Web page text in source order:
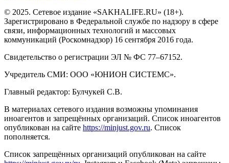
© 2025. Сетевое издание «SAKHALIFE.RU» (18+).
Зарегистрировано в Федеральной службе по надзору в сфере
связи, информационных технологий и массовых
коммуникаций (Роскомнадзор) 16 сентября 2016 года.
Свидетельство о регистрации ЭЛ № ФС 77–67152.
Учредитель СМИ: ООО «ЮНИОН СИСТЕМС».
Главный редактор: Булчукей С.В.
В материалах сетевого издания возможны упоминания
иноагентов и запрещённых организаций. Список иноагентов
опубликован на сайте https://minjust.gov.ru. Список
пополняется.
Список запрещённых организаций опубликован на сайте